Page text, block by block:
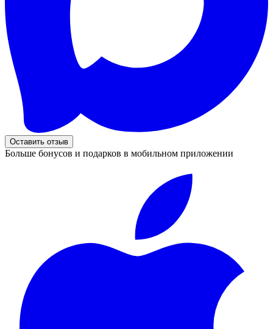
Оставить отзыв
Больше бонусов и подарков в мобильном приложении